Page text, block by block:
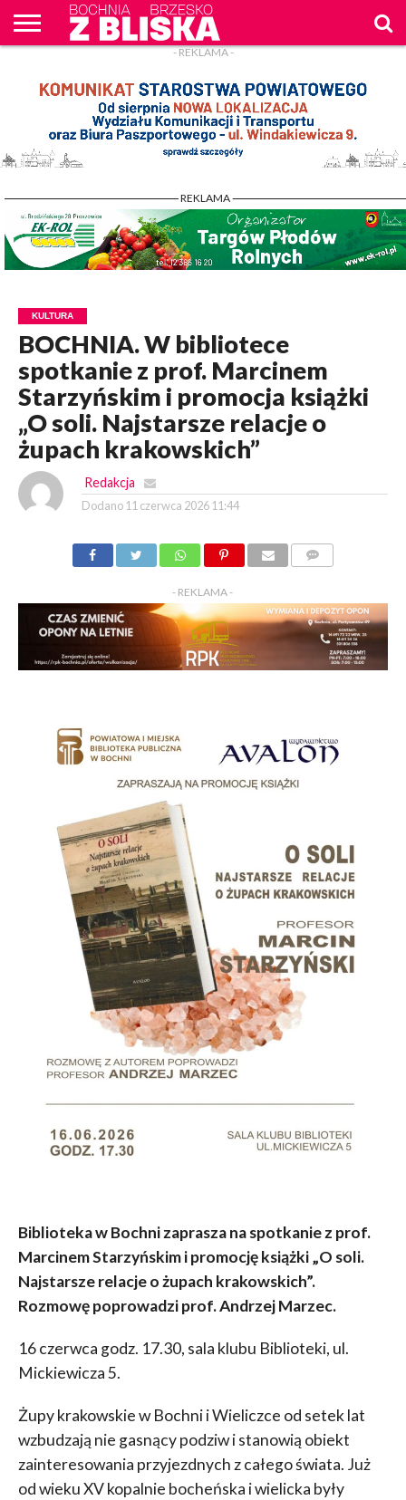
WPROST
REKLAM
- REKLAMA -
- REKLAMA -
KULTURA
BOCHNIA. W bibliotece
spotkanie z prof. Marcinem
Starzyńskim i promocja książki
„O soli. Najstarsze relacje o
żupach krakowskich”
Redakcja
Dodano 11 czerwca 2026 11:44
- REKLAMA -
Biblioteka w Bochni zaprasza na spotkanie z prof.
Marcinem Starzyńskim i promocję książki „O soli.
Najstarsze relacje o żupach krakowskich”.
Rozmowę poprowadzi prof. Andrzej Marzec.
16 czerwca godz. 17.30, sala klubu Biblioteki, ul.
Mickiewicza 5.
Żupy krakowskie w Bochni i Wieliczce od setek lat
wzbudzają nie gasnący podziw i stanowią obiekt
zainteresowania przyjezdnych z całego świata. Już
od wieku XV kopalnie bocheńska i wielicka były